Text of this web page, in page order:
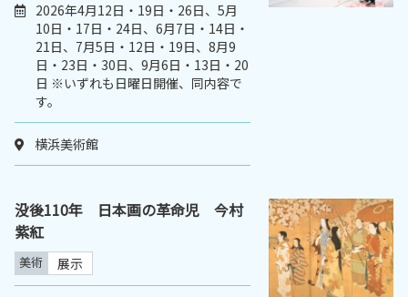
2026年4月12日・19日・26日、5月
10日・17日・24日、6月7日・14日・
21日、7月5日・12日・19日、8月9
日・23日・30日、9月6日・13日・20
日 ※いずれも日曜日開催、同内容で
す。
横浜美術館
没後110年 日本画の革命児 今村
紫紅
美術 展示